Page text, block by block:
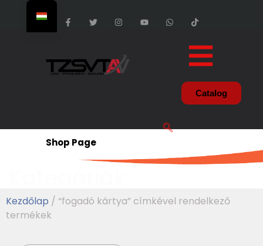
Catalog
Shop Page
Kezdőlap / “fogadó kártya” címkével rendelkező
termékek